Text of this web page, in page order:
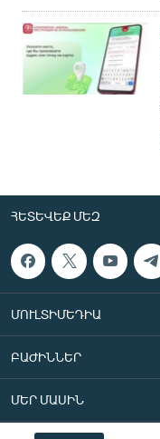
ՀԵՏԵՎԵՔ ՄԵԶ
ՄՈՒԼՏԻՄԵԴԻԱ
ԲԱԺԻՆՆԵՐ
ՄԵՐ ՄԱՍԻՆ